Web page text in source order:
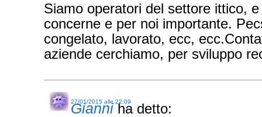
Siamo operatori del settore ittico, e
concerne e per noi importante.
congelato, lavorato, ecc,
aziende cerchiamo, per sviluppo
Gianni ha detto:
27/01/2015 alle 22:09